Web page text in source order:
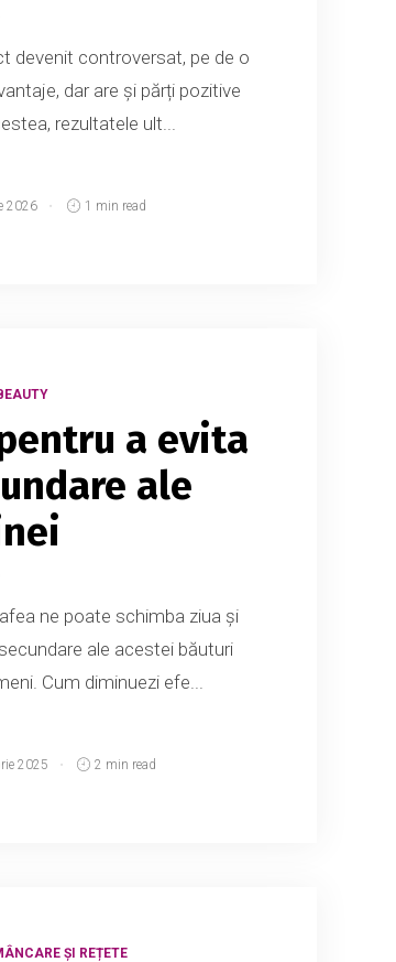
devenit controversat, pe de o
dar are și părți pozitive
rezultatele ult...
2026 1 min read
a evita
ale
ne poate schimba ziua și
ale acestei băuturi
Cum diminuezi efe...
2025 2 min read
ȘI REȚETE